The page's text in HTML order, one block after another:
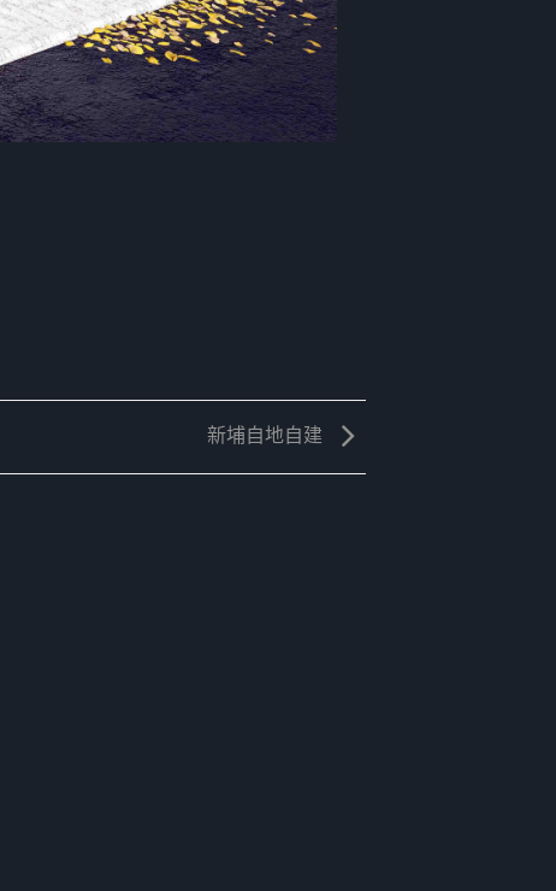
新埔自地自建